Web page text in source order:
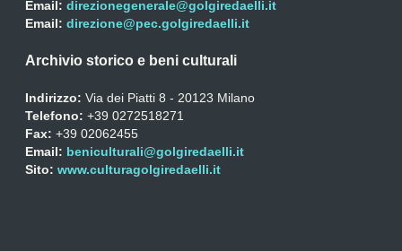
Email: direzionegenerale@golgiredaelli.it
Email: direzione@pec.golgiredaelli.it
Archivio storico e beni culturali
Indirizzo: Via dei Piatti 8 - 20123 Milano
Telefono: +39 0272518271
Fax: +39 02062455
Email: beniculturali@golgiredaelli.it
Sito: www.culturagolgiredaelli.it